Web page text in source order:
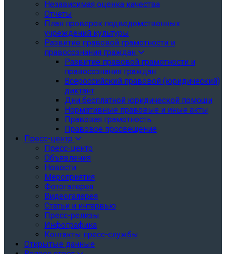
Независимая оценка качества
Отчеты
План проверок подведомственных
учреждений культуры
Развитие правовой грамотности и
правосознания граждан
Развитие правовой грамотности и
правосознания граждан
Всероссийский правовой (юридический)
диктант
Дни бесплатной юридической помощи
Нормативные правовые и иные акты
Правовая грамотность
Правовое просвещение
Пресс-центр
Пресс-центр
Объявления
Новости
Мероприятия
Фотогалерея
Видеогалерея
Статьи и интервью
Пресс-релизы
Инфографика
Контакты пресс-службы
Открытые данные